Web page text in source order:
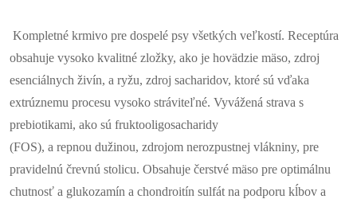
Kompletné krmivo pre dospelé psy všetkých veľkostí. Receptúra ​​
obsahuje vysoko kvalitné zložky, ako je hovädzie mäso, zdroj
esenciálnych živín, a ryžu, zdroj sacharidov, ktoré sú vďaka
extrúznemu procesu vysoko stráviteľné. Vyvážená strava s
prebiotikami, ako sú fruktooligosacharidy
(FOS), a repnou dužinou, zdrojom nerozpustnej vlákniny, pre
pravidelnú črevnú stolicu. Obsahuje čerstvé mäso pre optimálnu
chutnosť a glukozamín a chondroitín sulfát na podporu kĺbov a